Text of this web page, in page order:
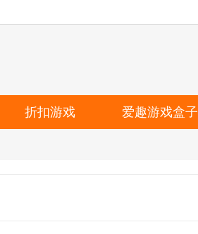
折扣游戏 爱趣游戏盒子